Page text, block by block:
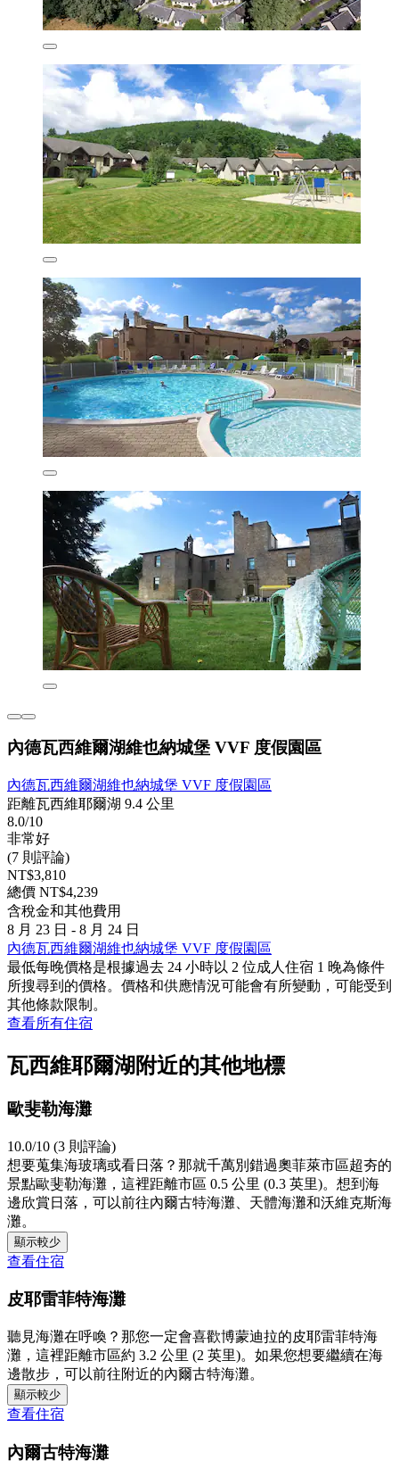
內德瓦西維爾湖維也納城堡 VVF 度假園區
內德瓦西維爾湖維也納城堡 VVF 度假園區
距離瓦西維耶爾湖 9.4 公里
8.0/10
非常好
(7 則評論)
NT$3,810
總價 NT$4,239
含稅金和其他費用
8 月 23 日 - 8 月 24 日
內德瓦西維爾湖維也納城堡 VVF 度假園區
最低每晚價格是根據過去 24 小時以 2 位成人住宿 1 晚為條件
所搜尋到的價格。價格和供應情況可能會有所變動，可能受到
其他條款限制。
查看所有住宿
瓦西維耶爾湖附近的其他地標
歐斐勒海灘
10.0/10 (3 則評論)
想要蒐集海玻璃或看日落？那就千萬別錯過奧菲萊市區超夯的
景點歐斐勒海灘，這裡距離市區 0.5 公里 (0.3 英里)。想到海
邊欣賞日落，可以前往內爾古特海灘、天體海灘和沃維克斯海
灘。
顯示較少
查看住宿
皮耶雷菲特海灘
聽見海灘在呼喚？那您一定會喜歡博蒙迪拉的皮耶雷菲特海
灘，這裡距離市區約 3.2 公里 (2 英里)。如果您想要繼續在海
邊散步，可以前往附近的內爾古特海灘。
顯示較少
查看住宿
內爾古特海灘